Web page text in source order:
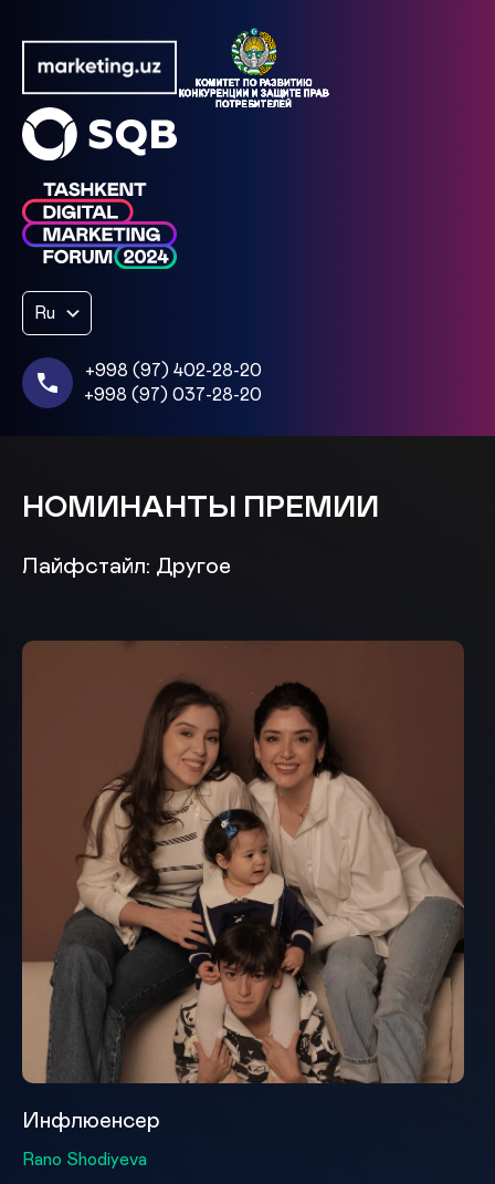
Ru
+998 (97) 402-28-20
+998 (97) 037-28-20
НОМИНАНТЫ ПРЕМИИ
Лайфстайл: Другое
Инфлюенсер
Rano Shodiyeva